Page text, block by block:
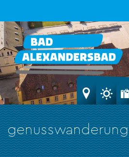
genusswanderung